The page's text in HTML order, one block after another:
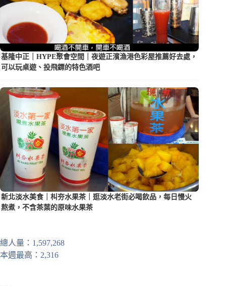
基隆中正｜HYPE聚會空間｜夜遊正濱漁港色彩屋推薦好去處，
可以玩桌遊、投飛鏢的特色酒吧
新北淡水美食｜朻夯水果茶｜逛淡水老街必喝飲品，每日慢火
熬煮，不含茶葉的原味水果茶
總人量：1,597,268
本週最高：2,316